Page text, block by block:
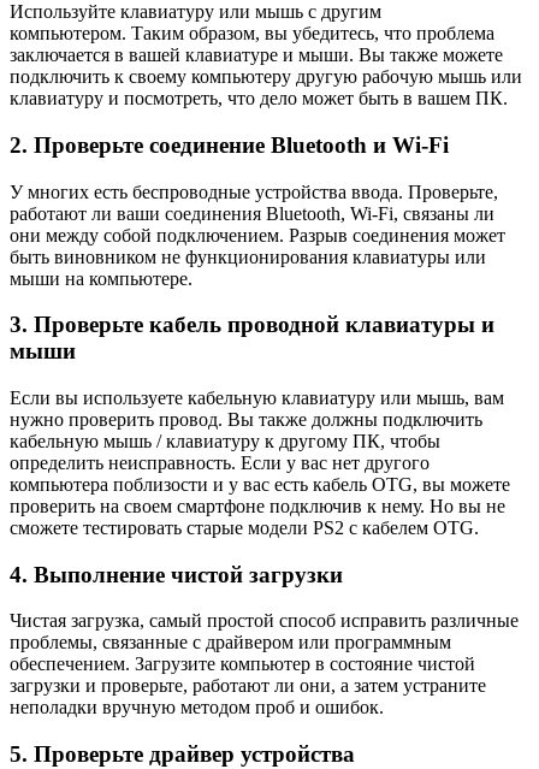
Используйте клавиатуру или мышь с другим
компьютером. Таким образом, вы убедитесь, что проблема
заключается в вашей клавиатуре и мыши. Вы также можете
подключить к своему компьютеру другую рабочую мышь или
клавиатуру и посмотреть, что дело может быть в вашем ПК.
2. Проверьте соединение Bluetooth и Wi-Fi
У многих есть беспроводные устройства ввода. Проверьте,
работают ли ваши соединения Bluetooth, Wi-Fi, связаны ли
они между собой подключением. Разрыв соединения может
быть виновником не функционирования клавиатуры или
мыши на компьютере.
3. Проверьте кабель проводной клавиатуры и
мыши
Если вы используете кабельную клавиатуру или мышь, вам
нужно проверить провод. Вы также должны подключить
кабельную мышь / клавиатуру к другому ПК, чтобы
определить неисправность. Если у вас нет другого
компьютера поблизости и у вас есть кабель OTG, вы можете
проверить на своем смартфоне подключив к нему. Но вы не
сможете тестировать старые модели PS2 с кабелем OTG.
4. Выполнение чистой загрузки
Чистая загрузка, самый простой способ исправить различные
проблемы, связанные с драйвером или программным
обеспечением. Загрузите компьютер в состояние чистой
загрузки и проверьте, работают ли они, а затем устраните
неполадки вручную методом проб и ошибок.
5. Проверьте драйвер устройства